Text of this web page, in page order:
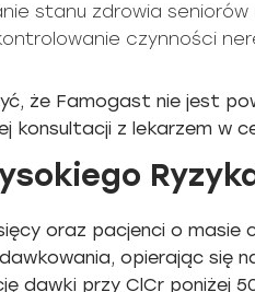
stanu zdrowia seniorów
czynności
że Famogast nie jest
konsultacji z lekarzem w
oraz pacjenci o
opierając się
dawki przy ClCr poniżej